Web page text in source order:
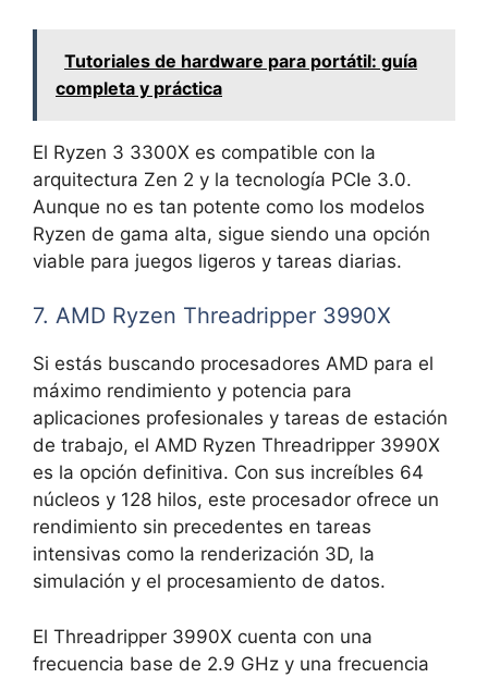
Tutoriales de hardware para portátil: guía
completa y práctica
El Ryzen 3 3300X es compatible con la
arquitectura Zen 2 y la tecnología PCIe 3.0.
Aunque no es tan potente como los modelos
Ryzen de gama alta, sigue siendo una opción
viable para juegos ligeros y tareas diarias.
7. AMD Ryzen Threadripper 3990X
Si estás buscando procesadores AMD para el
máximo rendimiento y potencia para
aplicaciones profesionales y tareas de estación
de trabajo, el AMD Ryzen Threadripper 3990X
es la opción definitiva. Con sus increíbles 64
núcleos y 128 hilos, este procesador ofrece un
rendimiento sin precedentes en tareas
intensivas como la renderización 3D, la
simulación y el procesamiento de datos.
El Threadripper 3990X cuenta con una
frecuencia base de 2.9 GHz y una frecuencia